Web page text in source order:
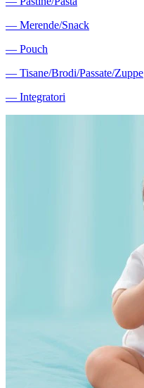
― Merende/Snack
― Pouch
― Tisane/Brodi/Passate/Zuppe
― Integratori